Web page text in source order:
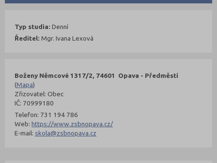
Boženy Němcové 1317/2, 74601 Opava - Předměstí
(Mapa)
Zřizovatel: Obec
IČ: 70999180
Telefon: 731 194 786
Web:https://www.zsbnopava.cz/
E-mail: skola@zsbnopava.cz
Typ studia: Denní
Ředitel: Mgr. Ivana Lexová